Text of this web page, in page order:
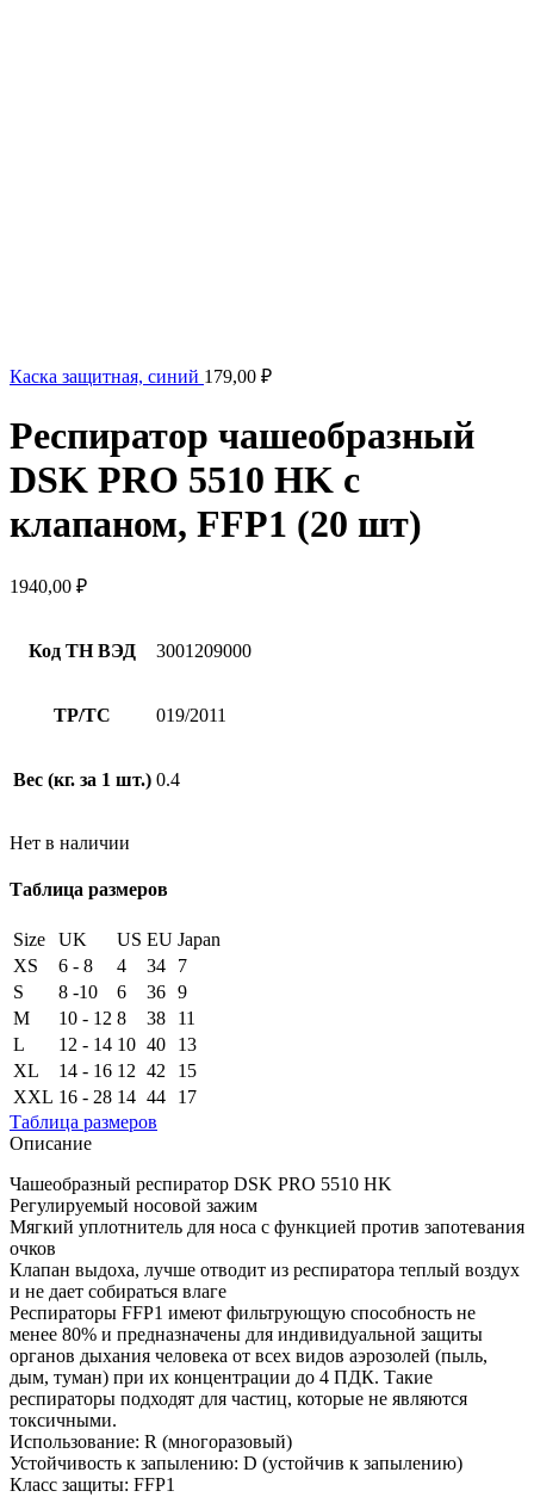
Каска защитная, синий 179,00 ₽
Респиратор чашеобразный
DSK PRO 5510 НK с
клапаном, FFP1 (20 шт)
1940,00 ₽
Код ТН ВЭД 3001209000
ТР/ТС 019/2011
Вес (кг. за 1 шт.) 0.4
Нет в наличии
Таблица размеров
Size UK US EU Japan
XS
6 - 8 4 34
7
S
8 -10 6 36 9
M
10 - 12 8 38
11
L
12 - 14 10 40
13
XL
14 - 16 12 42
15
XXL 16 - 28 14 44
17
Таблица размеров
Описание
Чашеобразный респиратор DSK PRO 5510 НK
Регулируемый носовой зажим
Мягкий уплотнитель для носа с функцией против запотевания
очков
Клапан выдоха, лучше отводит из респиратора теплый воздух
и не дает собираться влаге
Респираторы FFP1 имеют фильтрующую способность не
менее 80% и предназначены для индивидуальной защиты
органов дыхания человека от всех видов аэрозолей (пыль,
дым, туман) при их концентрации до 4 ПДК. Такие
респираторы подходят для частиц, которые не являются
токсичными.
Использование: R (многоразовый)
Устойчивость к запылению: D (устойчив к запылению)
Класс защиты: FFP1